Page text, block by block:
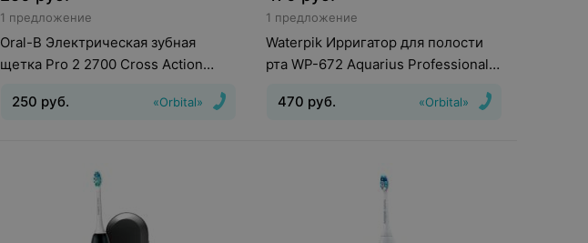
1 предложение
Oral-B Электрическая зубная
щетка Pro 2 2700 Cross Action
«Orbital»
250 руб.
Вращательные и
Индикатор зарядки
1 предложение
Waterpik Ирригатор для полости
рта WP-672 Aquarius Professional
«Orbital»
470 руб.